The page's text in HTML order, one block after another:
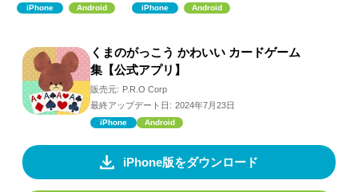
iPhone Android iPhone Android
くまのがっこう かわいい カードゲーム
集【公式アプリ】
販売元: P.R.O Corp
最終アップデート日: 2024年7月23日
iPhone Android
iPhone版をダウンロード